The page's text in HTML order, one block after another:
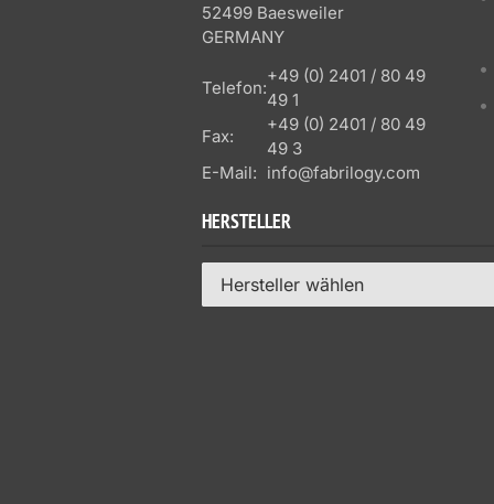
52499 Baesweiler
GERMANY
Telefon:
+49 (0) 2401 / 80 49
49 1
Fax:
+49 (0) 2401 / 80 49
49 3
E-Mail: info@fabrilogy.com
HERSTELLER
Hersteller wählen